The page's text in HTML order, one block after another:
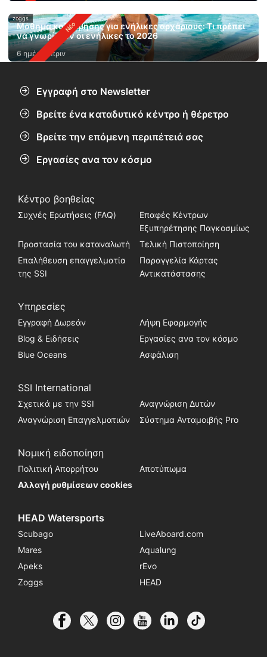
zoggs
Μάθημα κολύμβησης για ενήλικες αρχάριους: Τι πρέπει
να γνωρίζουν οι ενήλικες το 2026
6 ημέρες πριν
Εγγραφή στο Newsletter
Βρείτε ένα καταδυτικό κέντρο ή θέρετρο
Βρείτε την επόμενη περιπέτειά σας
Εργασίες ανα τον κόσμο
Κέντρο βοηθείας
Συχνές Ερωτήσεις (FAQ)
Επαφές Κέντρων
Εξυπηρέτησης Παγκοσμίως
Προστασία του καταναλωτή
Τελική Πιστοποίηση
Επαλήθευση επαγγελματία
της SSI
Παραγγελία Κάρτας
Αντικατάστασης
Υπηρεσίες
Εγγραφή Δωρεάν
Λήψη Εφαρμογής
Blog & Ειδήσεις
Εργασίες ανα τον κόσμο
Blue Oceans
Ασφάλιση
SSI International
Σχετικά με την SSI
Αναγνώριση Δυτών
Αναγνώριση Επαγγελματιών
Σύστημα Ανταμοιβής Pro
Νομική ειδοποίηση
Πολιτική Απορρήτου
Αποτύπωμα
Αλλαγή ρυθμίσεων cookies
HEAD Watersports
Scubago
LiveAboard.com
Mares
Aqualung
Apeks
rEvo
Zoggs
HEAD